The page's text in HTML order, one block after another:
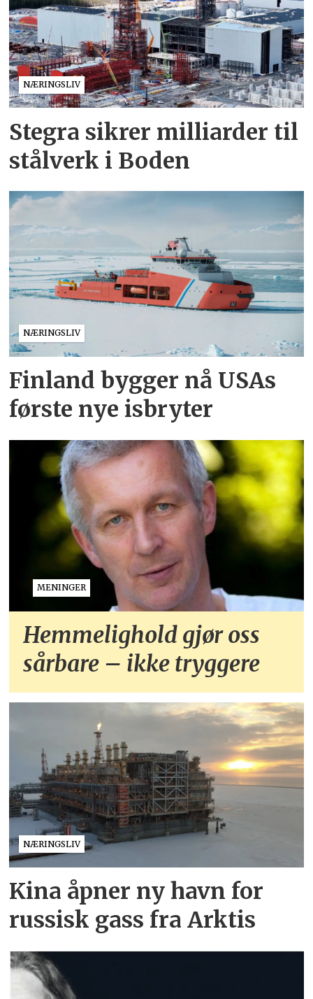
NÆRINGSLIV
Stegra sikrer milliarder til
stålverk i Boden
NÆRINGSLIV
Finland bygger nå USAs
første nye isbryter
MENINGER
Hemmelighold gjør oss
sårbare – ikke tryggere
NÆRINGSLIV
Kina åpner ny havn for
russisk gass fra Arktis